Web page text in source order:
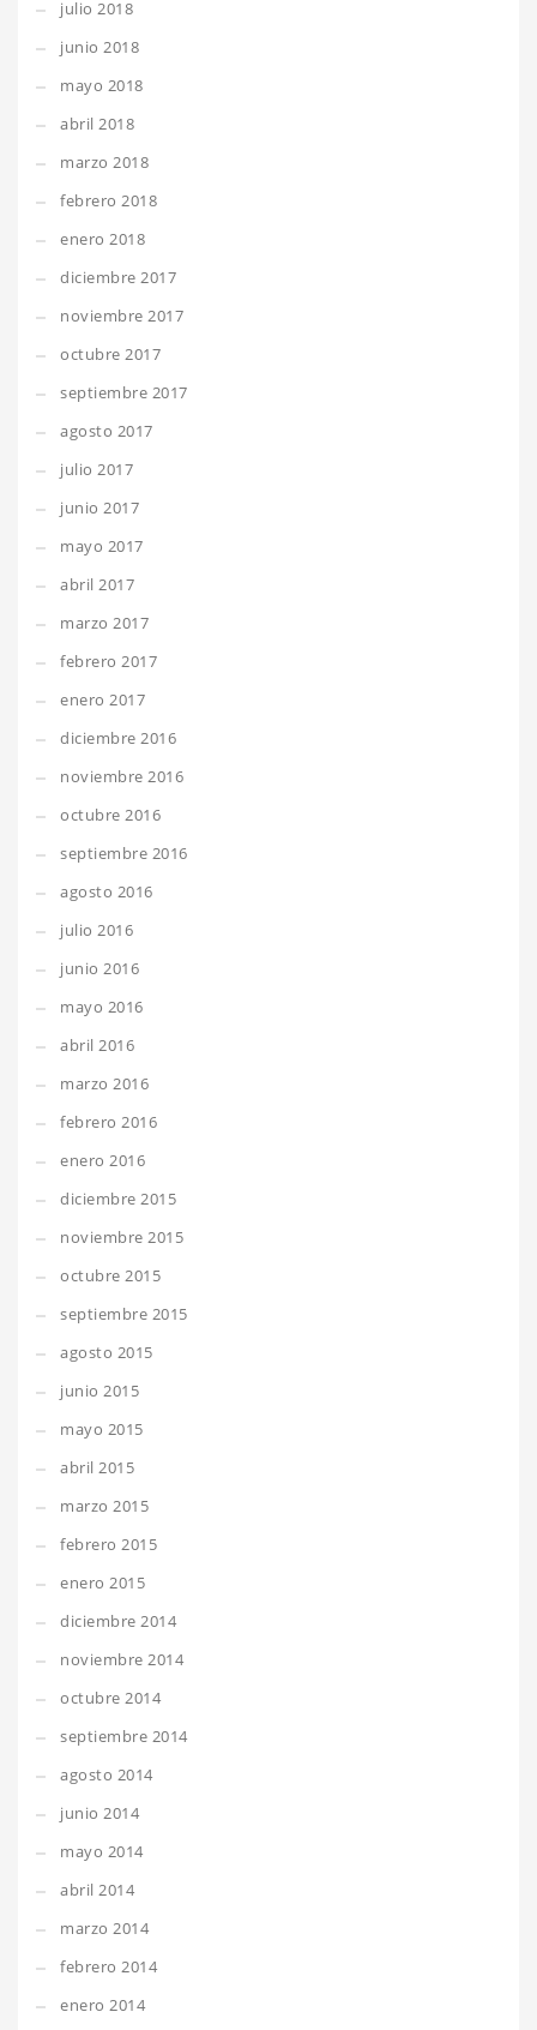
julio 2018
junio 2018
mayo 2018
abril 2018
marzo 2018
febrero 2018
enero 2018
diciembre 2017
noviembre 2017
octubre 2017
septiembre 2017
agosto 2017
julio 2017
junio 2017
mayo 2017
abril 2017
marzo 2017
febrero 2017
enero 2017
diciembre 2016
noviembre 2016
octubre 2016
septiembre 2016
agosto 2016
julio 2016
junio 2016
mayo 2016
abril 2016
marzo 2016
febrero 2016
enero 2016
diciembre 2015
noviembre 2015
octubre 2015
septiembre 2015
agosto 2015
junio 2015
mayo 2015
abril 2015
marzo 2015
febrero 2015
enero 2015
diciembre 2014
noviembre 2014
octubre 2014
septiembre 2014
agosto 2014
junio 2014
mayo 2014
abril 2014
marzo 2014
febrero 2014
enero 2014